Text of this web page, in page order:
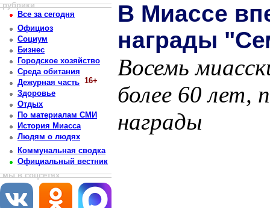
рубрики
Все за сегодня
Официоз
Социум
Бизнес
Городское хозяйство
Среда обитания
Дежурная часть 16+
Здоровье
Отдых
По материалам СМИ
История Миасса
Людям о людях
Коммунальная сводка
Официальный вестник
мы в соцсетях
В Миассе
награды
Восемь
более 60 лет,
награды